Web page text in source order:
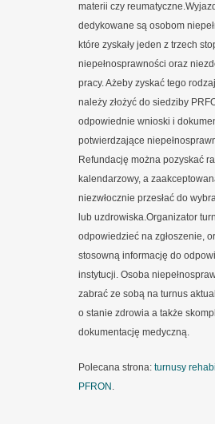
materii czy
dedykowane są osobom
które zyskały jeden z trzech
niepełnosprawności oraz
pracy. Ażeby zyskać tego
należy złożyć do siedziby
odpowiednie wnioski i
potwierdzające
Refundację można pozyskać
kalendarzowy, a
niezwłocznie przesłać do
lub uzdrowiska.Organizator
odpowiedzieć na zgłoszenie,
stosowną informację do
instytucji. Osoba
zabrać ze sobą na turnus
o stanie zdrowia a także
dokumentację medyczną.
Polecana strona: turnusy
PFRON .